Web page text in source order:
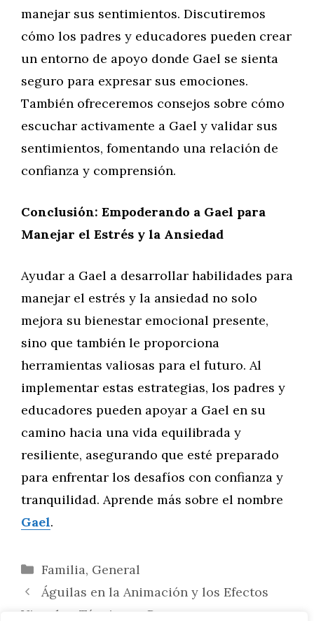
manejar sus sentimientos. Discutiremos
cómo los padres y educadores pueden crear
un entorno de apoyo donde Gael se sienta
seguro para expresar sus emociones.
También ofreceremos consejos sobre cómo
escuchar activamente a Gael y validar sus
sentimientos, fomentando una relación de
confianza y comprensión.
Conclusión: Empoderando a Gael para
Manejar el Estrés y la Ansiedad
Ayudar a Gael a desarrollar habilidades para
manejar el estrés y la ansiedad no solo
mejora su bienestar emocional presente,
sino que también le proporciona
herramientas valiosas para el futuro. Al
implementar estas estrategias, los padres y
educadores pueden apoyar a Gael en su
camino hacia una vida equilibrada y
resiliente, asegurando que esté preparado
para enfrentar los desafíos con confianza y
tranquilidad. Aprende más sobre el nombre
Gael.
Categorías
Familia, General
Águilas en la Animación y los Efectos
Visuales: Técnicas y Procesos para una